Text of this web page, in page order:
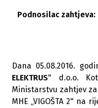
Podnosilac zahtjeva:
Dana 05.08.2016.
ELEKTRUS" d.o.o.
Ministarstvu zahtjev
MHE „VIGOŠTA 2" na